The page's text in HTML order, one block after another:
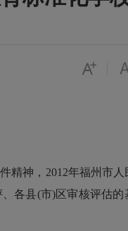
神，2012年福州市
各县(市)区审核评估的